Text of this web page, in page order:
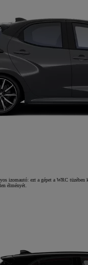
izomautó: ezt a gépet a WRC tüzében
élményét.